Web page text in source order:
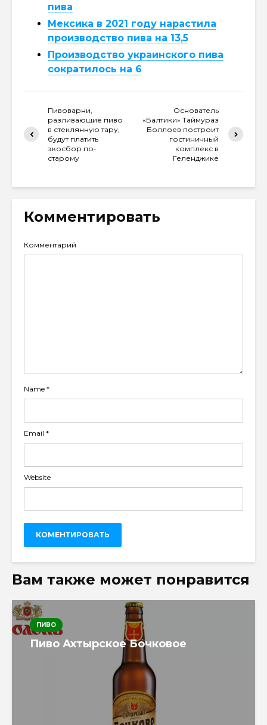
пива
Мексика в 2021 году нарастила
производство пива на 13,5
Производство украинского пива
сократилось на 6
Пивоварни,
разливающие пиво
в стеклянную тару,
будут платить
экосбор по-
старому
Основатель
«Балтики» Таймураз
Боллоев построит
гостиничный
комплекс в
Геленджике
Комментировать
Комментарий
Name *
Email *
Website
Вам также может понравится
ПИВО
Пиво Ахтырское Бочковое